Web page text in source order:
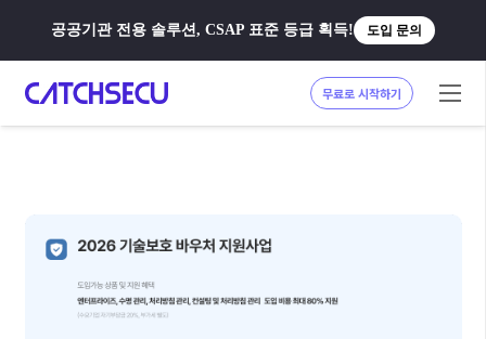
공공기관 전용 솔루션, CSAP 표준 등급 획득! 도입 문의
무료로 시작하기